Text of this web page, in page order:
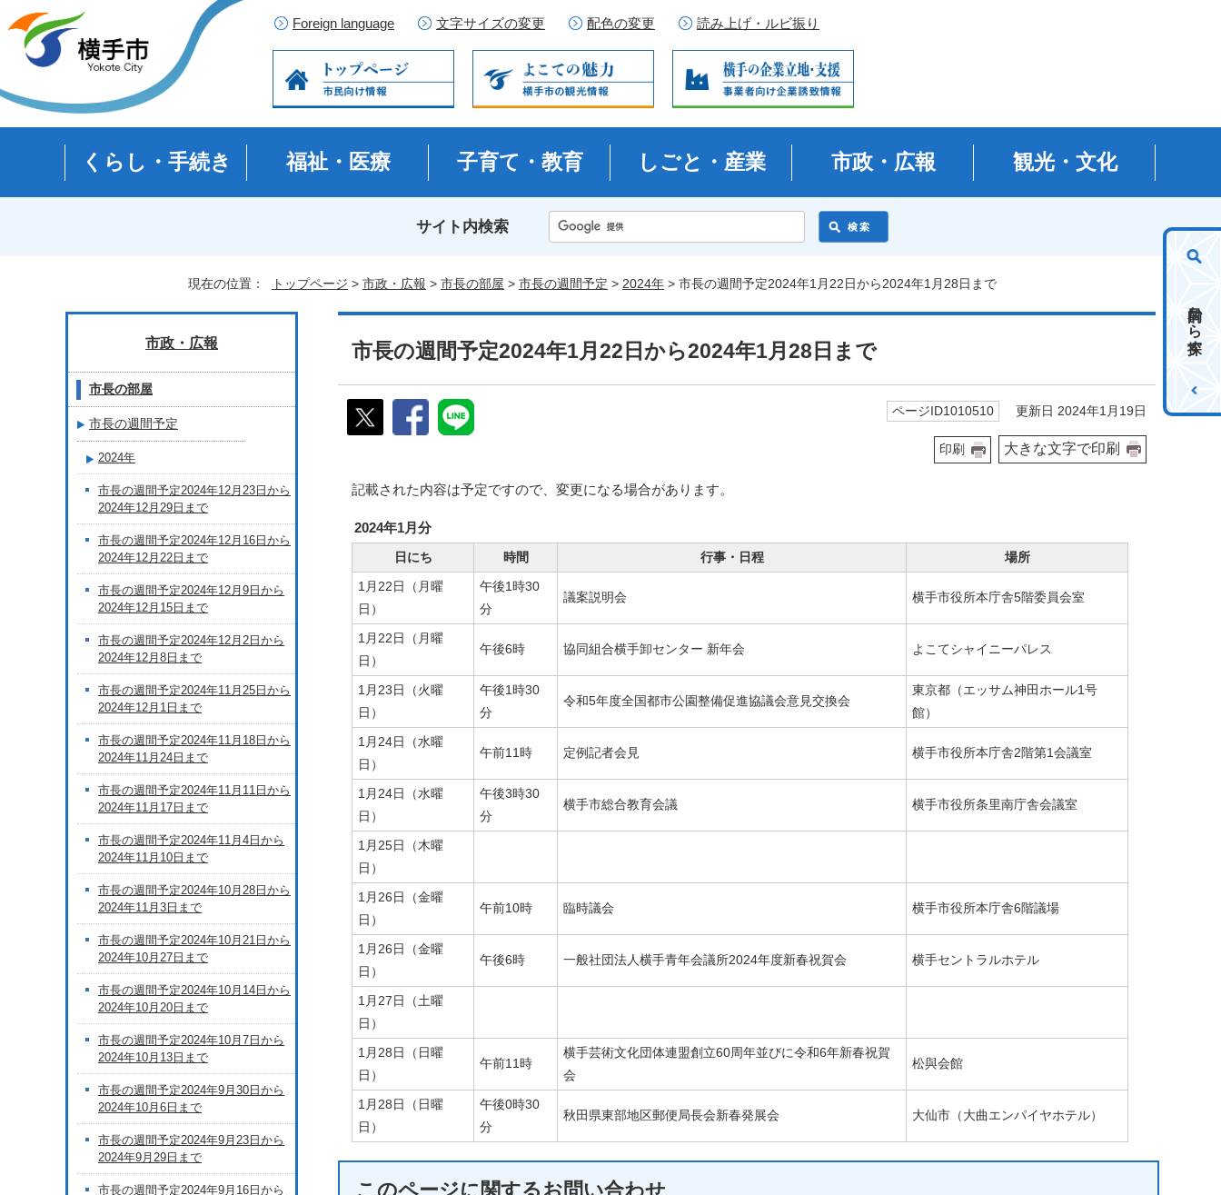
Foreign language 文字サイズの変更 配色の変更 読み上げ・ルビ振り
くらし・手続き 福祉・医療 子育て・教育 しごと・産業 市政・広報 観光・文化
サイト内検索
目的から探す
現在の位置： トップページ > 市政・広報 > 市長の部屋 > 市長の週間予定 > 2024年 > 市長の週間予定2024年1月22日から2024年1月28日まで
市長の週間予定2024年1月22日から2024年1月28日まで
ページID1010510 更新日 2024年1月19日
印刷 大きな文字で印刷
記載された内容は予定ですので、変更になる場合があります。
2024年1月分
日にち 時間 行事・日程
場所
1月22日（月曜
日）
午後1時30
分
議案説明会 横手市役所本庁舎5階委員会室
1月22日（月曜
日）
午後6時 協同組合横手卸センター 新年会 よこてシャイニーパレス
1月23日（火曜
日）
午後1時30
分
令和5年度全国都市公園整備促進協議会意見交換会
東京都（エッサム神田ホール1号
館）
1月24日（水曜
日）
午前11時 定例記者会見 横手市役所本庁舎2階第1会議室
1月24日（水曜
日）
午後3時30
分
横手市総合教育会議 横手市役所条里南庁舎会議室
1月25日（木曜
日）
1月26日（金曜
日）
午前10時 臨時議会 横手市役所本庁舎6階議場
1月26日（金曜
日）
午後6時 一般社団法人横手青年会議所2024年度新春祝賀会 横手セントラルホテル
1月27日（土曜
日）
1月28日（日曜
日）
午前11時
横手芸術文化団体連盟創立60周年並びに令和6年新春祝賀
会
松與会館
1月28日（日曜
日）
午後0時30
分
秋田県東部地区郵便局長会新春発展会 大仙市（大曲エンパイヤホテル）
このページに関するお問い合わせ
市政・広報
市長の部屋
市長の週間予定
2024年
市長の週間予定2024年12月23日から
2024年12月29日まで
市長の週間予定2024年12月16日から
2024年12月22日まで
市長の週間予定2024年12月9日から
2024年12月15日まで
市長の週間予定2024年12月2日から
2024年12月8日まで
市長の週間予定2024年11月25日から
2024年12月1日まで
市長の週間予定2024年11月18日から
2024年11月24日まで
市長の週間予定2024年11月11日から
2024年11月17日まで
市長の週間予定2024年11月4日から
2024年11月10日まで
市長の週間予定2024年10月28日から
2024年11月3日まで
市長の週間予定2024年10月21日から
2024年10月27日まで
市長の週間予定2024年10月14日から
2024年10月20日まで
市長の週間予定2024年10月7日から
2024年10月13日まで
市長の週間予定2024年9月30日から
2024年10月6日まで
市長の週間予定2024年9月23日から
2024年9月29日まで
市長の週間予定2024年9月16日から